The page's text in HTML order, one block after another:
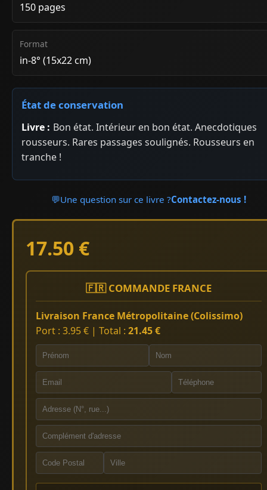
150 pages
Format
in-8° (15x22 cm)
État de conservation
Livre : Bon état. Intérieur en bon état. Anecdotiques
rousseurs. Rares passages soulignés. Rousseurs en
tranche !
💬Une question sur ce livre ?Contactez-nous !
17.50 €
🇫🇷 COMMANDE FRANCE
Livraison France Métropolitaine (Colissimo)
Port : 3.95 € | Total : 21.45 €